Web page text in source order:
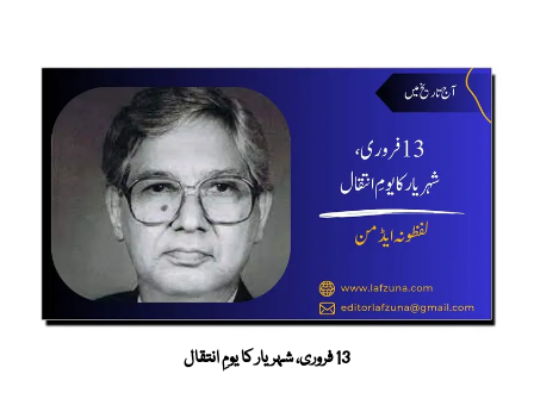
13 فروری، شہریار کا یومِ انتقال